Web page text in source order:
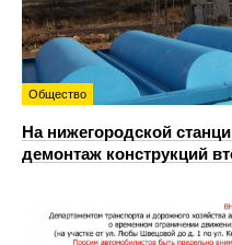
Общество
На нижегородской
демонтаж конструкций